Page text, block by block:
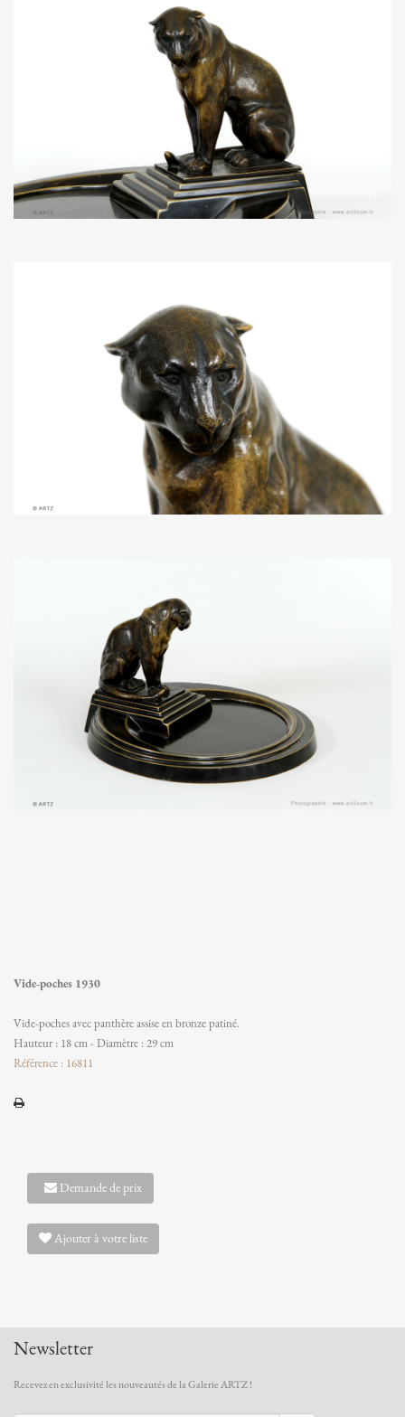
Vide-poches 1930
Vide-poches avec panthère assise en bronze patiné.
Hauteur : 18 cm - Diamètre : 29 cm
Référence : 16811
Demande de prix
Ajouter à votre liste
Newsletter
Recevez en exclusivité les nouveautés de la Galerie ARTZ !